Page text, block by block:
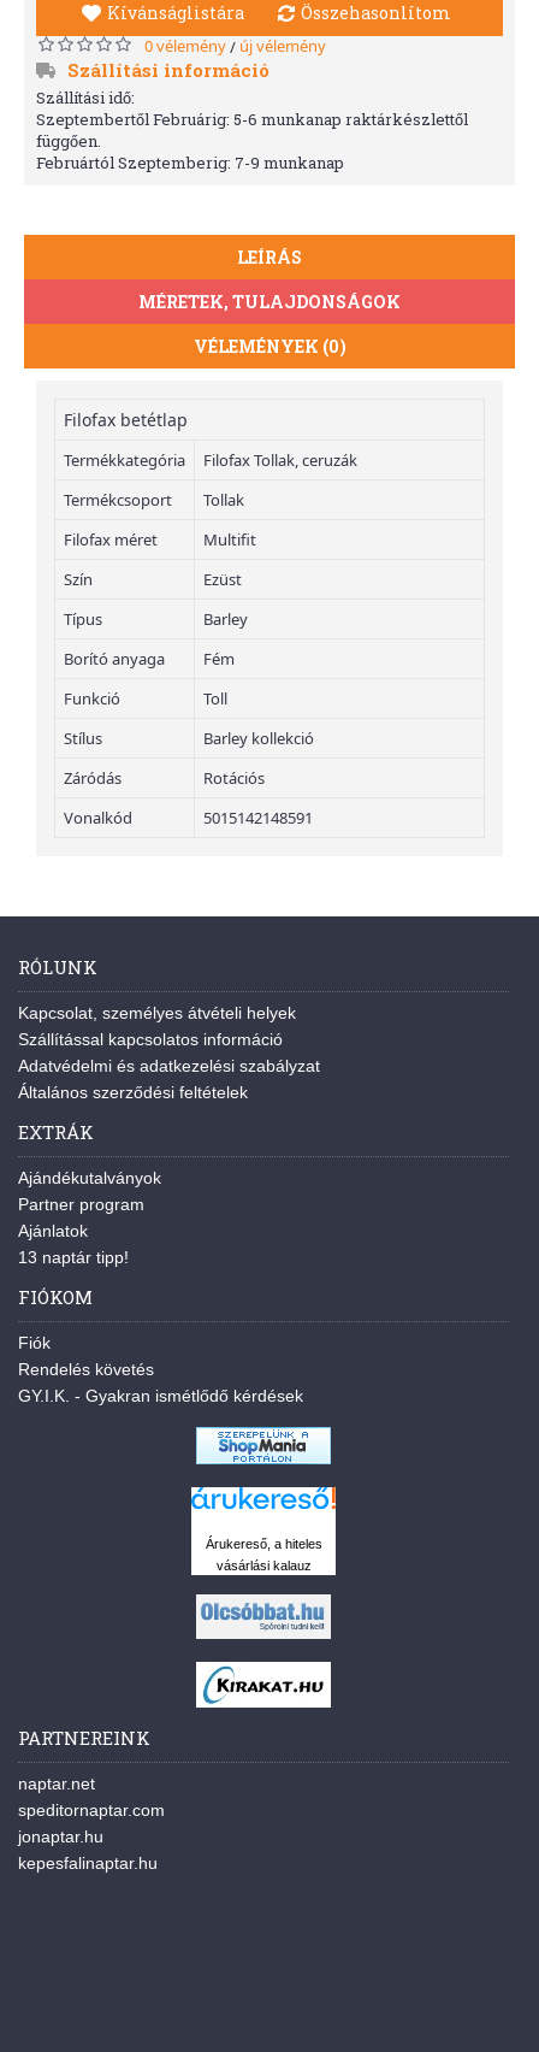
Kívánságlistára Összehasonlítom
0 vélemény/ új vélemény
Szállítási információ
Szállítási idő:
Szeptembertől Februárig: 5-6 munkanap raktárkészlettől
függően.
Februártól Szeptemberig: 7-9 munkanap
LEÍRÁS
MÉRETEK, TULAJDONSÁGOK
VÉLEMÉNYEK (0)
Filofax betétlap
Termékkategória
Filofax Tollak, ceruzák
Termékcsoport
Tollak
Filofax méret
Multifit
Szín
Ezüst
Típus
Barley
Borító anyaga
Fém
Funkció
Toll
Stílus
Barley kollekció
Záródás
Rotációs
Vonalkód
5015142148591
RÓLUNK
Kapcsolat, személyes átvételi helyek
Szállítással kapcsolatos információ
Adatvédelmi és adatkezelési szabályzat
Általános szerződési feltételek
EXTRÁK
Ajándékutalványok
Partner program
Ajánlatok
13 naptár tipp!
FIÓKOM
Fiók
Rendelés követés
GY.I.K. - Gyakran ismétlődő kérdések
Árukereső, a hiteles
vásárlási kalauz
PARTNEREINK
naptar.net
speditornaptar.com
jonaptar.hu
kepesfalinaptar.hu